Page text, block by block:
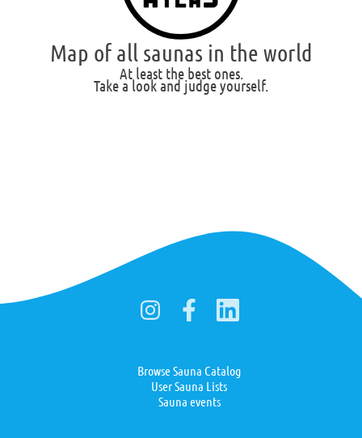
Map of all saunas in the world
At least the best ones.
Take a look and judge yourself.
Browse Sauna Catalog
User Sauna Lists
Sauna events